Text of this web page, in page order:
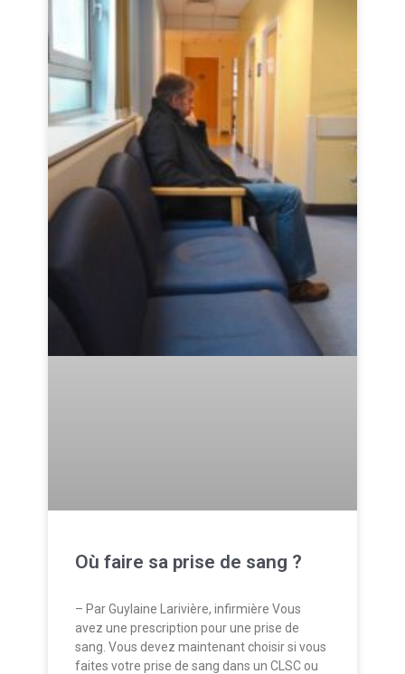
Où faire sa prise de sang ?
– Par Guylaine Larivière, infirmière Vous
avez une prescription pour une prise de
sang. Vous devez maintenant choisir si vous
faites votre prise de sang dans un CLSC ou